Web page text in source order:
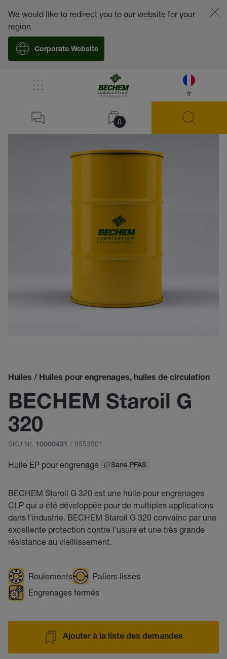
fr
0
We would like to redirect you to our website for your
region.
Corporate Website
Huiles / Huiles pour engrenages, huiles de circulation
BECHEM Staroil G
320
SKU Nr. 10000431 / 9553501
Huile EP pour engrenage Sans PFAS
BECHEM Staroil G 320 est une huile pour engrenages
CLP qui a été développée pour de multiples applications
dans l'industrie. BECHEM Staroil G 320 convainc par une
excellente protection contre l'usure et une très grande
résistance au vieillissement.
Roulements
Paliers lisses
Engrenages fermés
Ajouter à la liste des demandes